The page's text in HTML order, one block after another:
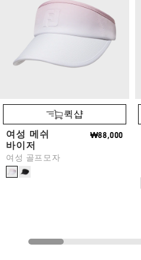
퀵샵
여성 메쉬
바이저
여성 골프모자
₩88,000